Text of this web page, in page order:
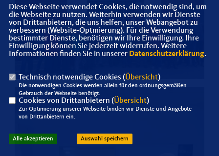
Diese Webseite verwendet Cookies, die notwendig sind, um
die Webseite zu nutzen. Weiterhin verwenden wir Dienste
von Drittanbietern, die uns helfen, unser Webangebot zu
verbessern (Website-Optmierung). Für die Verwendung
bestimmter Dienste, benötigen wir Ihre Einwilligung. Ihre
Einwilligung können Sie jederzeit widerrufen. Weitere
Informationen finden Sie in unserer Datenschutzerklärung.
Technisch notwendige Cookies (Übersicht)
Die notwendigen Cookies werden allein für den ordnungsgemäßen
Gebrauch der Webseite benötigt.
Cookies von Drittanbietern (Übersicht)
Zur Optimierung unserer Webseite binden wir Dienste und Angebote
von Drittanbietern ein.
Alle akzeptieren Auswahl speichern